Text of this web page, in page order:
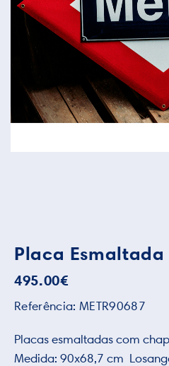
Placa
495.00€
Referência: METR90687
Placas esmaltadas com
Medida: 90x68,7 cm